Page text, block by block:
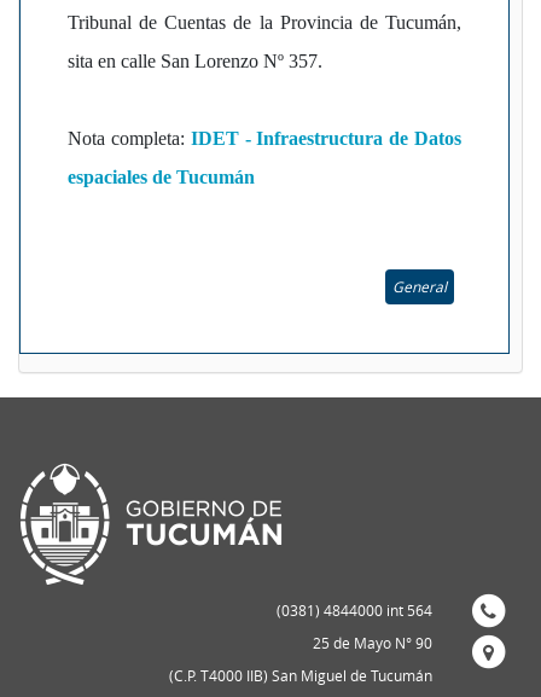
Tribunal de Cuentas de la Provincia de Tucumán,
sita en calle San Lorenzo Nº 357.
Nota completa: IDET - Infraestructura de Datos
espaciales de Tucumán
General
(0381) 4844000 int 564
25 de Mayo N° 90
(C.P. T4000 IIB) San Miguel de Tucumán